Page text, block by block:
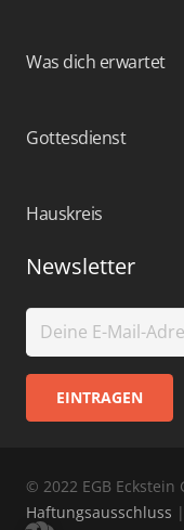
Was dich erwartet
Gottesdienst
Hauskreis
Newsletter
© 2022 EGB
Haftungsausschluss |